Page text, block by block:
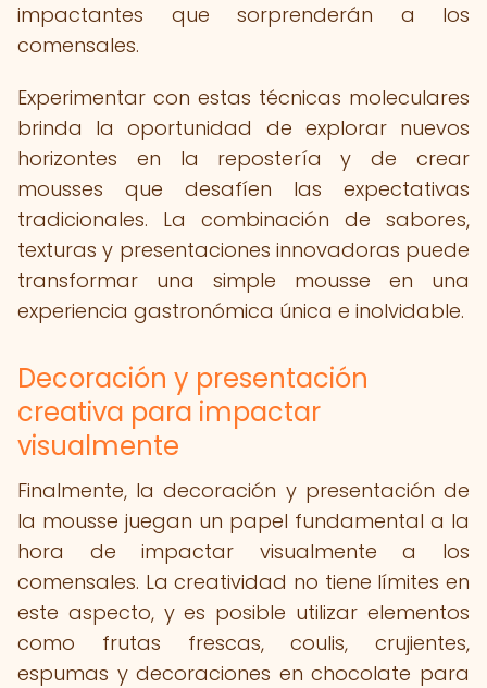
impactantes que sorprenderán a los
comensales.
Experimentar con estas técnicas moleculares
brinda la oportunidad de explorar nuevos
horizontes en la repostería y de crear
mousses que desafíen las expectativas
tradicionales. La combinación de sabores,
texturas y presentaciones innovadoras puede
transformar una simple mousse en una
experiencia gastronómica única e inolvidable.
Decoración y presentación
creativa para impactar
visualmente
Finalmente, la decoración y presentación de
la mousse juegan un papel fundamental a la
hora de impactar visualmente a los
comensales. La creatividad no tiene límites en
este aspecto, y es posible utilizar elementos
como frutas frescas, coulis, crujientes,
espumas y decoraciones en chocolate para